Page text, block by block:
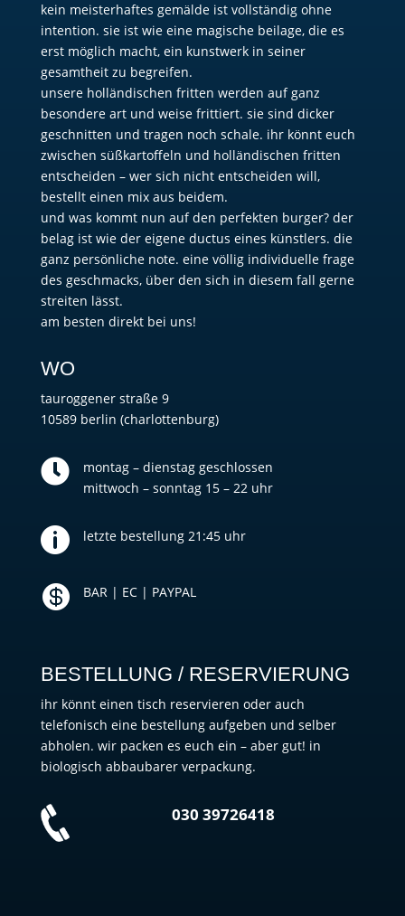
kein meisterhaftes gemälde ist vollständig ohne
intention. sie ist wie eine magische beilage, die es
erst möglich macht, ein kunstwerk in seiner
gesamtheit zu begreifen.
unsere holländischen fritten werden auf ganz
besondere art und weise frittiert. sie sind dicker
geschnitten und tragen noch schale. ihr könnt euch
zwischen süßkartoffeln und holländischen fritten
entscheiden – wer sich nicht entscheiden will,
bestellt einen mix aus beidem.
und was kommt nun auf den perfekten burger? der
belag ist wie der eigene ductus eines künstlers. die
ganz persönliche note. eine völlig individuelle frage
des geschmacks, über den sich in diesem fall gerne
streiten lässt.
am besten direkt bei uns!
WO
tauroggener straße 9
10589 berlin (charlottenburg)

montag – dienstag geschlossen
mittwoch – sonntag 15 – 22 uhr
 letzte bestellung 21:45 uhr
 BAR | EC | PAYPAL
BESTELLUNG / RESERVIERUNG
ihr könnt einen tisch reservieren oder auch
telefonisch eine bestellung aufgeben und selber
abholen. wir packen es euch ein – aber gut! in
biologisch abbaubarer verpackung.
030 39726418‬